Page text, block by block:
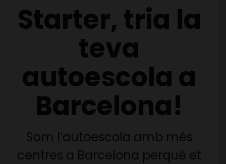
Starter, tria la
teva
autoescola a
Barcelona!
Som l’autoescola amb més
centres a Barcelona perquè et